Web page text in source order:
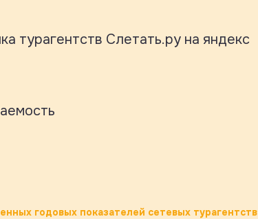
турагентств Слетать.ру на яндекс
годовых показателей сетевых турагентств